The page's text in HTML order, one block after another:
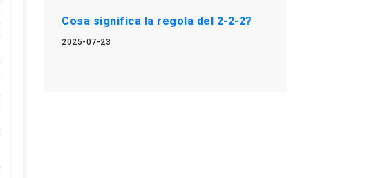
Cosa significa la regola del 2-2-2?
2025-07-23